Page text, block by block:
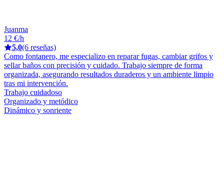
Juanma
12 €/h
5,0(6 reseñas)
Como fontanero, me especializo en reparar fugas, cambiar grifos y
sellar baños con precisión y cuidado. Trabajo siempre de forma
organizada, asegurando resultados duraderos y un ambiente limpio
tras mi intervención.
Trabajo cuidadoso
Organizado y metódico
Dinámico y sonriente